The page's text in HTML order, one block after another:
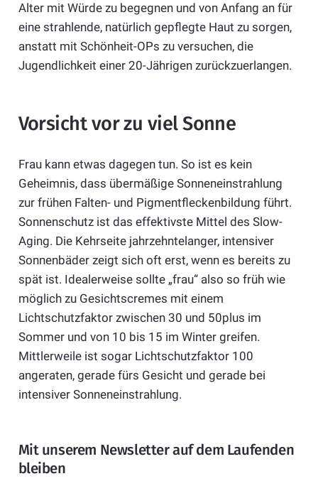
Alter mit Würde zu begegnen und von Anfang an für
eine strahlende, natürlich gepflegte Haut zu sorgen,
anstatt mit Schönheit-OPs zu versuchen, die
Jugendlichkeit einer 20-Jährigen zurückzuerlangen.
Vorsicht vor zu viel Sonne
Frau kann etwas dagegen tun. So ist es kein
Geheimnis, dass übermäßige Sonneneinstrahlung
zur frühen Falten- und Pigmentfleckenbildung führt.
Sonnenschutz ist das effektivste Mittel des Slow-
Aging. Die Kehrseite jahrzehntelanger, intensiver
Sonnenbäder zeigt sich oft erst, wenn es bereits zu
spät ist. Idealerweise sollte „frau“ also so früh wie
möglich zu Gesichtscremes mit einem
Lichtschutzfaktor zwischen 30 und 50plus im
Sommer und von 10 bis 15 im Winter greifen.
Mittlerweile ist sogar Lichtschutzfaktor 100
angeraten, gerade fürs Gesicht und gerade bei
intensiver Sonneneinstrahlung.
Mit unserem Newsletter auf dem Laufenden
bleiben